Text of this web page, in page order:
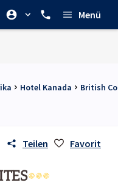
Menü
Hotel Kanada British
Teilen Favorit